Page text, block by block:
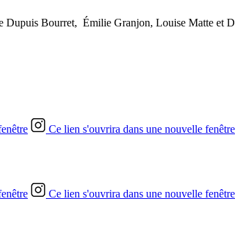
Dupuis Bourret, Émilie Granjon, Louise Matte et
Ce lien s'ouvrira dans une nouvelle fenêtre
Ce lien s'ouvrira dans une nouvelle fenêtre